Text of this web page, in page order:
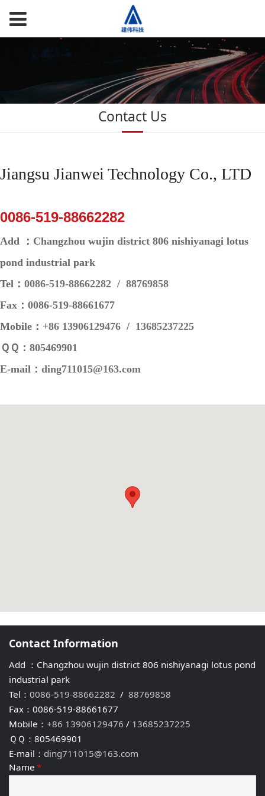
Contact Us
Jiangsu Jianwei Technology Co., LTD
0086-519-88662282
Add ：Changzhou wujin district 806 nishiyanagi lotus
pond industrial park
Tel： 0086-519-88662282 / 88769858
Fax：0086-519-88661677
Mobile： +86 13906129476 / 13685237225
ＱＱ：805469901
E-mail： ding711015@163.com
Contact Information
Add ：Changzhou wujin district 806 nishiyanagi lotus pond
industrial park
Tel：0086-519-88662282 /88769858
Fax：0086-519-88661677
Mobile：+86 13906129476 / 13685237225
ＱＱ：805469901
E-mail： ding711015@163.com
Name *